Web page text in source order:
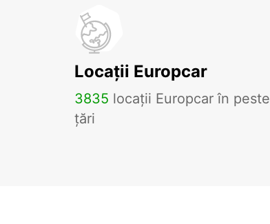
Locații Europcar
3835 locații Europcar în peste
țări